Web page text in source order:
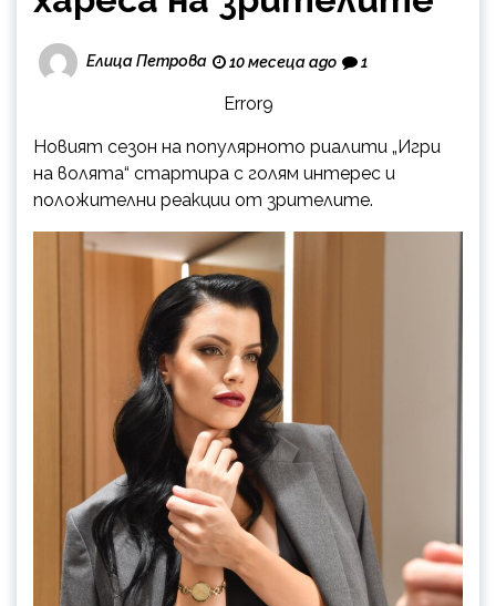
Елица Петрова 10 месеца ago 1
Error9
Новият сезон на популярното риалити „Игри
на волята“ стартира с голям интерес и
положителни реакции от зрителите.